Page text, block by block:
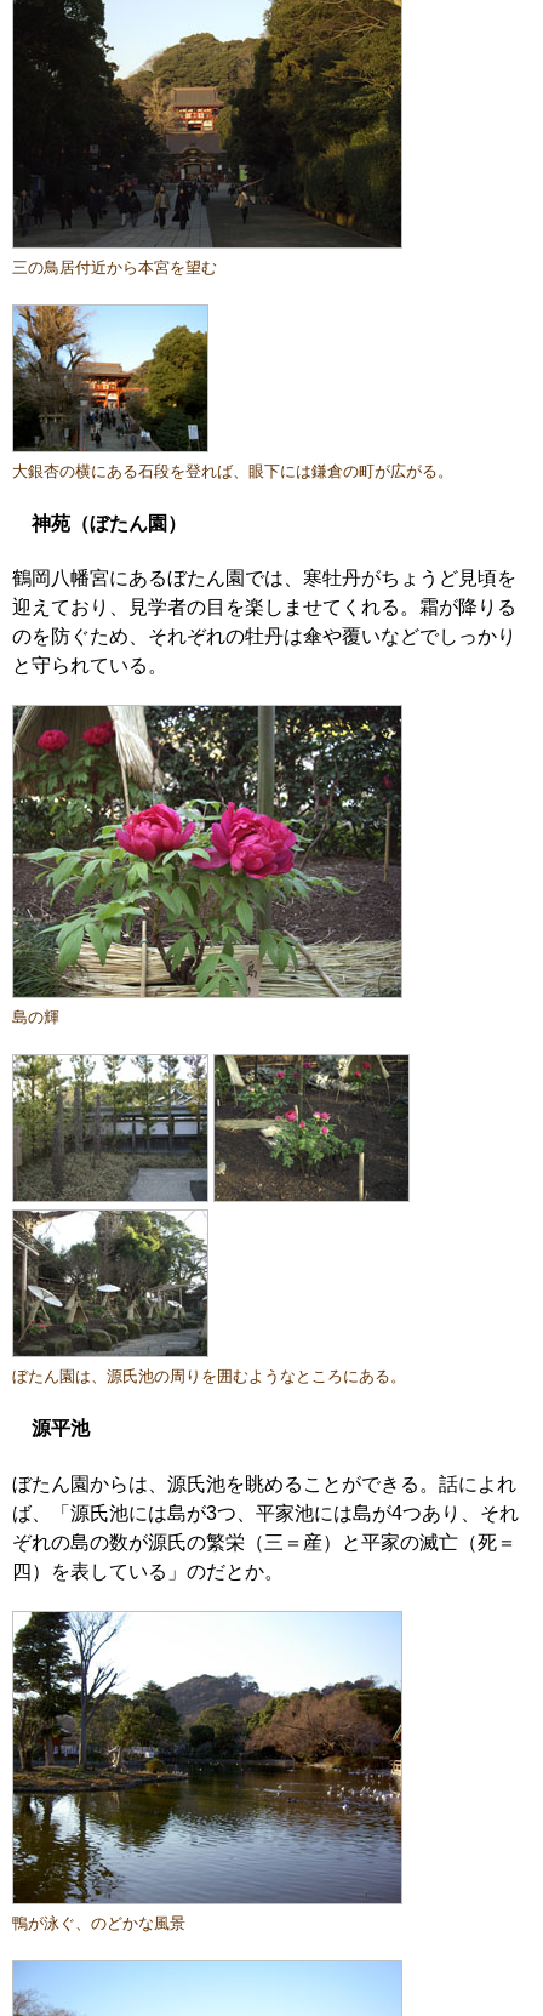
三の鳥居付近から本宮を望む
大銀杏の横にある石段を登れば、眼下には鎌倉の町が広がる。
神苑（ぼたん園）
鶴岡八幡宮にあるぼたん園では、寒牡丹がちょうど見頃を
迎えており、見学者の目を楽しませてくれる。霜が降りる
のを防ぐため、それぞれの牡丹は傘や覆いなどでしっかり
と守られている。
島の輝
ぼたん園は、源氏池の周りを囲むようなところにある。
源平池
ぼたん園からは、源氏池を眺めることができる。話によれ
ば、「源氏池には島が3つ、平家池には島が4つあり、それ
ぞれの島の数が源氏の繁栄（三＝産）と平家の滅亡（死＝
四）を表している」のだとか。
鴨が泳ぐ、のどかな風景